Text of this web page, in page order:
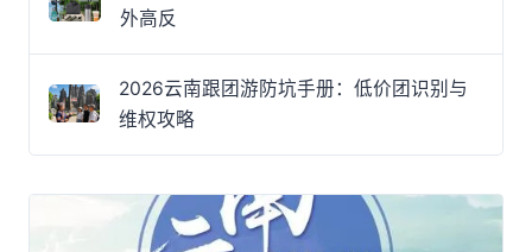
外高反
2026云南跟团游防坑手册：低价团识别与
维权攻略